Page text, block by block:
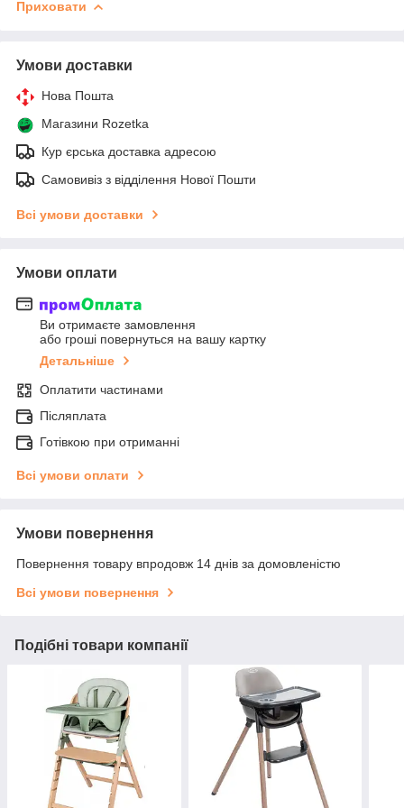
Приховати
Умови доставки
Нова Пошта
Магазини Rozetka
Кур єрська доставка адресою
Самовивіз з відділення Нової Пошти
Всі умови доставки
Умови оплати
Ви отримаєте замовлення
або гроші повернуться на вашу картку
Детальніше
Оплатити частинами
Післяплата
Готівкою при отриманні
Всі умови оплати
Умови повернення
Повернення товару впродовж 14 днів за домовленістю
Всі умови повернення
Подібні товари компанії